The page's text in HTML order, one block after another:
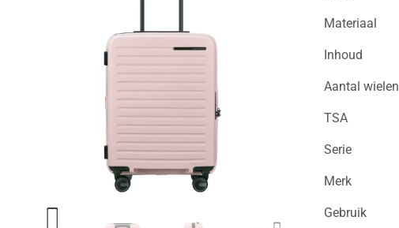
Materiaal
Inhoud
Aantal wielen
TSA
Serie
Merk
Gebruik